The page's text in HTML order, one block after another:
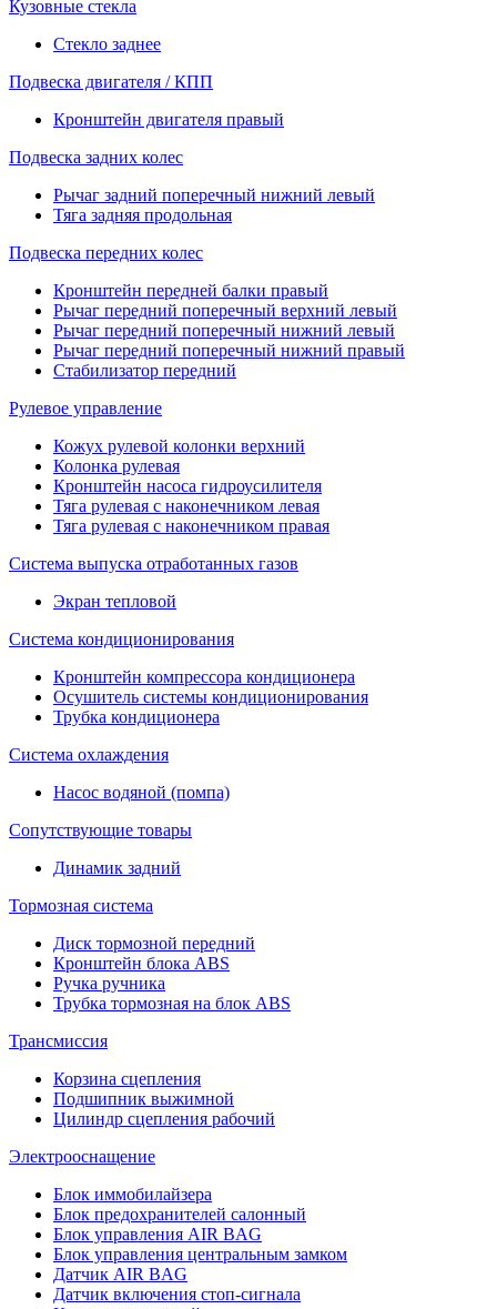
Кузовные стекла
Стекло заднее
Подвеска двигателя / КПП
Кронштейн двигателя правый
Подвеска задних колес
Рычаг задний поперечный нижний левый
Тяга задняя продольная
Подвеска передних колес
Кронштейн передней балки правый
Рычаг передний поперечный верхний левый
Рычаг передний поперечный нижний левый
Рычаг передний поперечный нижний правый
Стабилизатор передний
Рулевое управление
Кожух рулевой колонки верхний
Колонка рулевая
Кронштейн насоса гидроусилителя
Тяга рулевая с наконечником левая
Тяга рулевая с наконечником правая
Система выпуска отработанных газов
Экран тепловой
Система кондиционирования
Кронштейн компрессора кондиционера
Осушитель системы кондиционирования
Трубка кондиционера
Система охлаждения
Насос водяной (помпа)
Сопутствующие товары
Динамик задний
Тормозная система
Диск тормозной передний
Кронштейн блока ABS
Ручка ручника
Трубка тормозная на блок ABS
Трансмиссия
Корзина сцепления
Подшипник выжимной
Цилиндр сцепления рабочий
Электрооснащение
Блок иммобилайзера
Блок предохранителей салонный
Блок управления AIR BAG
Блок управления центральным замком
Датчик AIR BAG
Датчик включения стоп-сигнала